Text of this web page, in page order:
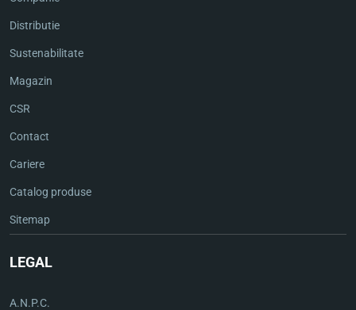
Distributie
Sustenabilitate
Magazin
CSR
Contact
Cariere
Catalog produse
Sitemap
LEGAL
A.N.P.C.